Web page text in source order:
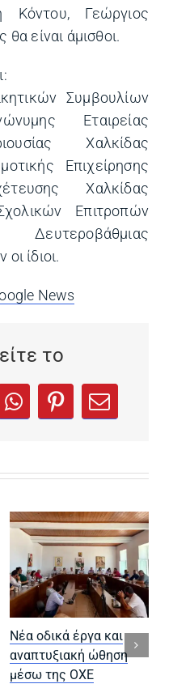
Κόντου, Γεώργιος
είναι άμισθοι.
Συμβουλίων
Εταιρείας
Χαλκίδας
Επιχείρησης
Χαλκίδας
Επιτροπών
ίδιοι.
News
το
new tab)
in a new tab)
WhatsApp
(opens in a new tab)
Pinterest
(opens in a
Email
Νέα οδικά έργα και
αναπτυξιακή ώθηση
μέσω της ΟΧΕ